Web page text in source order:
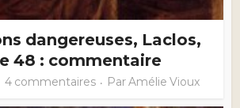
dangereuses, Laclos,
48 : commentaire
4 commentaires ParAmélie Vioux